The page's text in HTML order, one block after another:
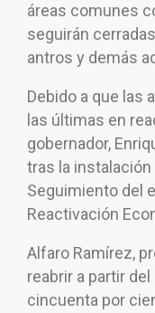
áreas comunes
seguirán
antros y demás
Debido a que las
las últimas en
gobernador,
tras la
Seguimiento del
Reactivación
Alfaro Ramírez,
reabrir a partir
cincuenta por